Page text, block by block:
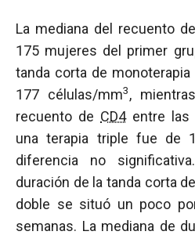
La mediana del recuento
175 mujeres del primer
tanda corta de
177 células/mm3,
recuento de CD4entre las
una terapia triple fue de
diferencia no
duración de la tanda corta
doble se situó un poco
semanas. La mediana de